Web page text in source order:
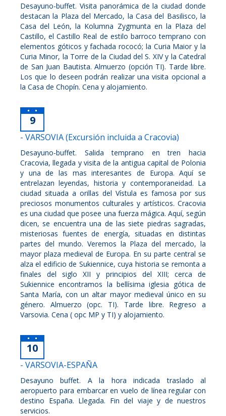
Desayuno-buffet. Visita panorámica de la ciudad donde
destacan la Plaza del Mercado, la Casa del Basilisco, la
Casa del León, la Kolumna Zygmunta en la Plaza del
Castillo, el Castillo Real de estilo barroco temprano con
elementos góticos y fachada rococó; la Curia Maior y la
Curia Minor, la Torre de la Ciudad del S. XIV y la Catedral
de San Juan Bautista. Almuerzo (opción TI). Tarde libre.
Los que lo deseen podrán realizar una visita opcional a
la Casa de Chopín. Cena y alojamiento.
9
- VARSOVIA (Excursión incluida a Cracovia)
Desayuno-buffet. Salida temprano en tren hacia
Cracovia, llegada y visita de la antigua capital de Polonia
y una de las mas interesantes de Europa. Aquí se
entrelazan leyendas, historia y contemporaneidad. La
ciudad situada a orillas del Vístula es famosa por sus
preciosos monumentos culturales y artísticos. Cracovia
es una ciudad que posee una fuerza mágica. Aquí, según
dicen, se encuentra una de las siete piedras sagradas,
misteriosas fuentes de energía, situadas en distintas
partes del mundo. Veremos la Plaza del mercado, la
mayor plaza medieval de Europa. En su parte central se
alza el edificio de Sukiennice, cuya historia se remonta a
finales del siglo XII y principios del XIII; cerca de
Sukiennice encontramos la bellísima iglesia gótica de
Santa María, con un altar mayor medieval único en su
género. Almuerzo (opc. TI). Tarde libre. Regreso a
Varsovia. Cena ( opc MP y TI) y alojamiento.
10
- VARSOVIA-ESPAÑA
Desayuno buffet. A la hora indicada traslado al
aeropuerto para embarcar en vuelo de línea regular con
destino España. Llegada. Fin del viaje y de nuestros
servicios.